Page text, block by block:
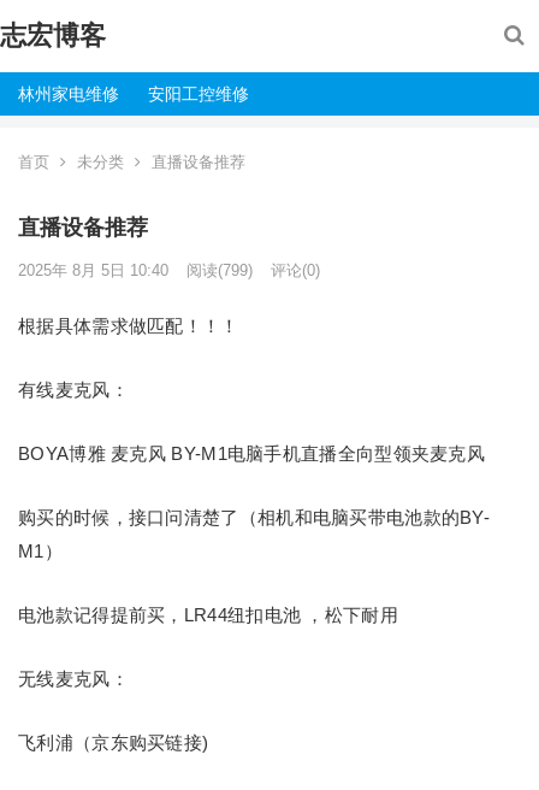
志宏博客
林州家电维修 安阳工控维修
首页 未分类 直播设备推荐
直播设备推荐
2025年 8月 5日 10:40 阅读(799) 评论(0)
根据具体需求做匹配！！！
有线麦克风：
BOYA博雅 麦克风 BY-M1电脑手机直播全向型领夹麦克风
购买的时候，接口问清楚了（相机和电脑买带电池款的BY-
M1）
电池款记得提前买，LR44纽扣电池 ，松下耐用
无线麦克风：
飞利浦（京东购买链接)